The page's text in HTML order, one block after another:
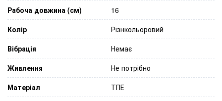
Рабоча довжина (см)
16
Колір
Різнкольоровий
Вібрація
Немає
Живлення
Не потрібно
Матеріал
ТПЕ